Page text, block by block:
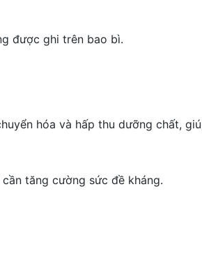
được ghi trên bao bì.
hóa và hấp thu dưỡng chất,
tăng cường sức đề kháng.